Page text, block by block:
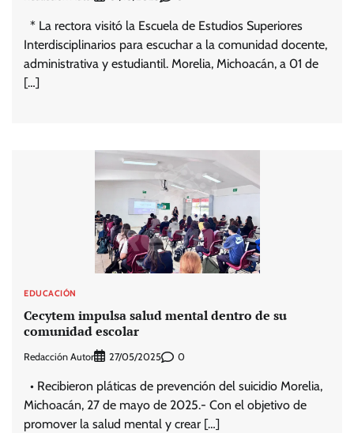
* La rectora visitó la Escuela de Estudios Superiores
Interdisciplinarios para escuchar a la comunidad docente,
administrativa y estudiantil. Morelia, Michoacán, a 01 de
[…]
EDUCACIÓN
Cecytem impulsa salud mental dentro de su
comunidad escolar
Redacción Autor 27/05/2025 0
• Recibieron pláticas de prevención del suicidio Morelia,
Michoacán, 27 de mayo de 2025.- Con el objetivo de
promover la salud mental y crear […]